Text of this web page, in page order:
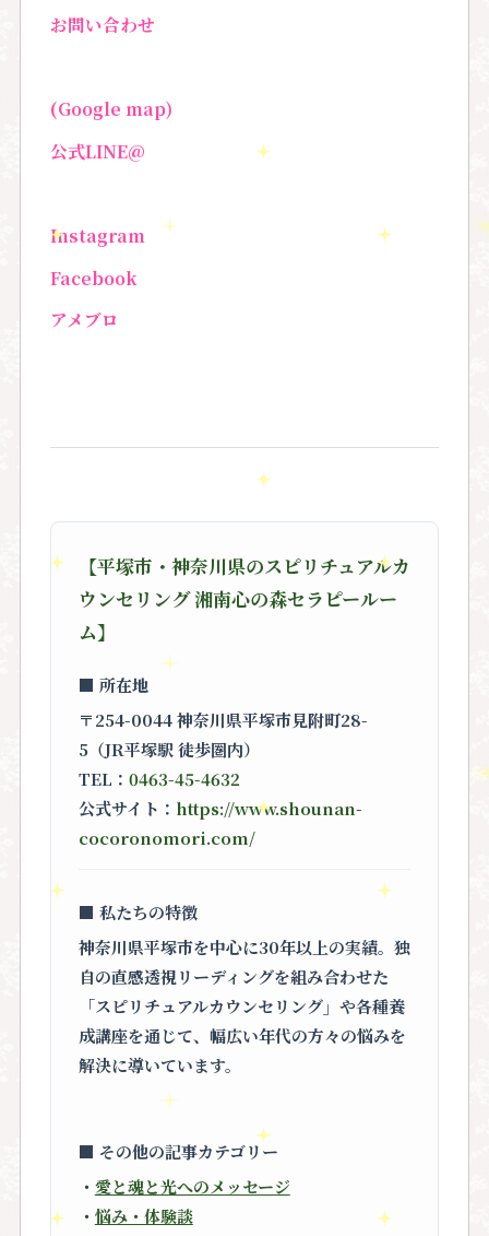
お問い合わせ
(Google map)
公式LINE@
Instagram
Facebook
アメブロ
【平塚市・神奈川県のスピリチュアルカ
ウンセリング 湘南心の森セラピールー
ム】
■ 所在地
〒254-0044 神奈川県平塚市見附町28-
5（JR平塚駅 徒歩圏内）
TEL： 0463-45-4632
公式サイト： https://www.shounan-
cocoronomori.com/
■ 私たちの特徴
神奈川県平塚市を中心に30年以上の実績。独
自の直感透視リーディングを組み合わせた
「スピリチュアルカウンセリング」 や各種養
成講座を通じて、幅広い年代の方々の悩みを
解決に導いています。
■ その他の記事カテゴリー
・ 愛と魂と光へのメッセージ
・ 悩み・体験談